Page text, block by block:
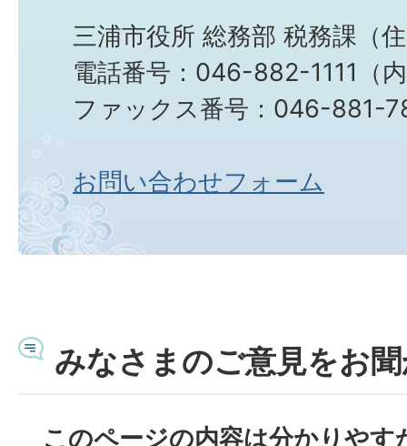
三浦市役所 総務部 税務課（
電話番号：046-882-1111（
ファックス番号：046-881-
お問い合わせフォーム
みなさまのご意見をお
このページの内容は分かりやす